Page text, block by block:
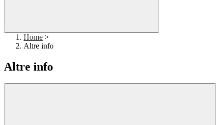
Home >
Altre info
Altre info